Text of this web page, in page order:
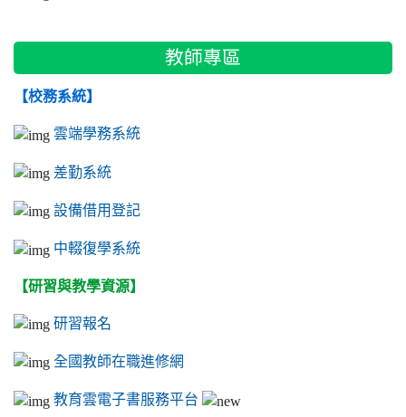
教師專區
【校務系統】
雲端學務系統
差勤系統
設備借用登記
中輟復學系統
【研習與教學資源】
研習報名
全國教師在職進修網
教育雲電子書服務平台